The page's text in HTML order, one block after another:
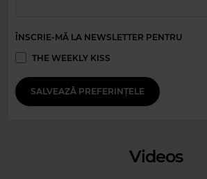
Magic Relax
TOM SPEIGHT–I WANNA DANCE WITH
ÎNSCRIE-MĂ LA NEWSLETTER PENTRU
THE WEEKLY KISS
SALVEAZĂ PREFERINȚELE
Videos